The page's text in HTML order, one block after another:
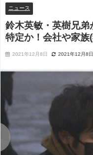
ニュース
鈴木英敏・英樹兄
特定か！会社や家
2021年12月8日 2021年12月8日